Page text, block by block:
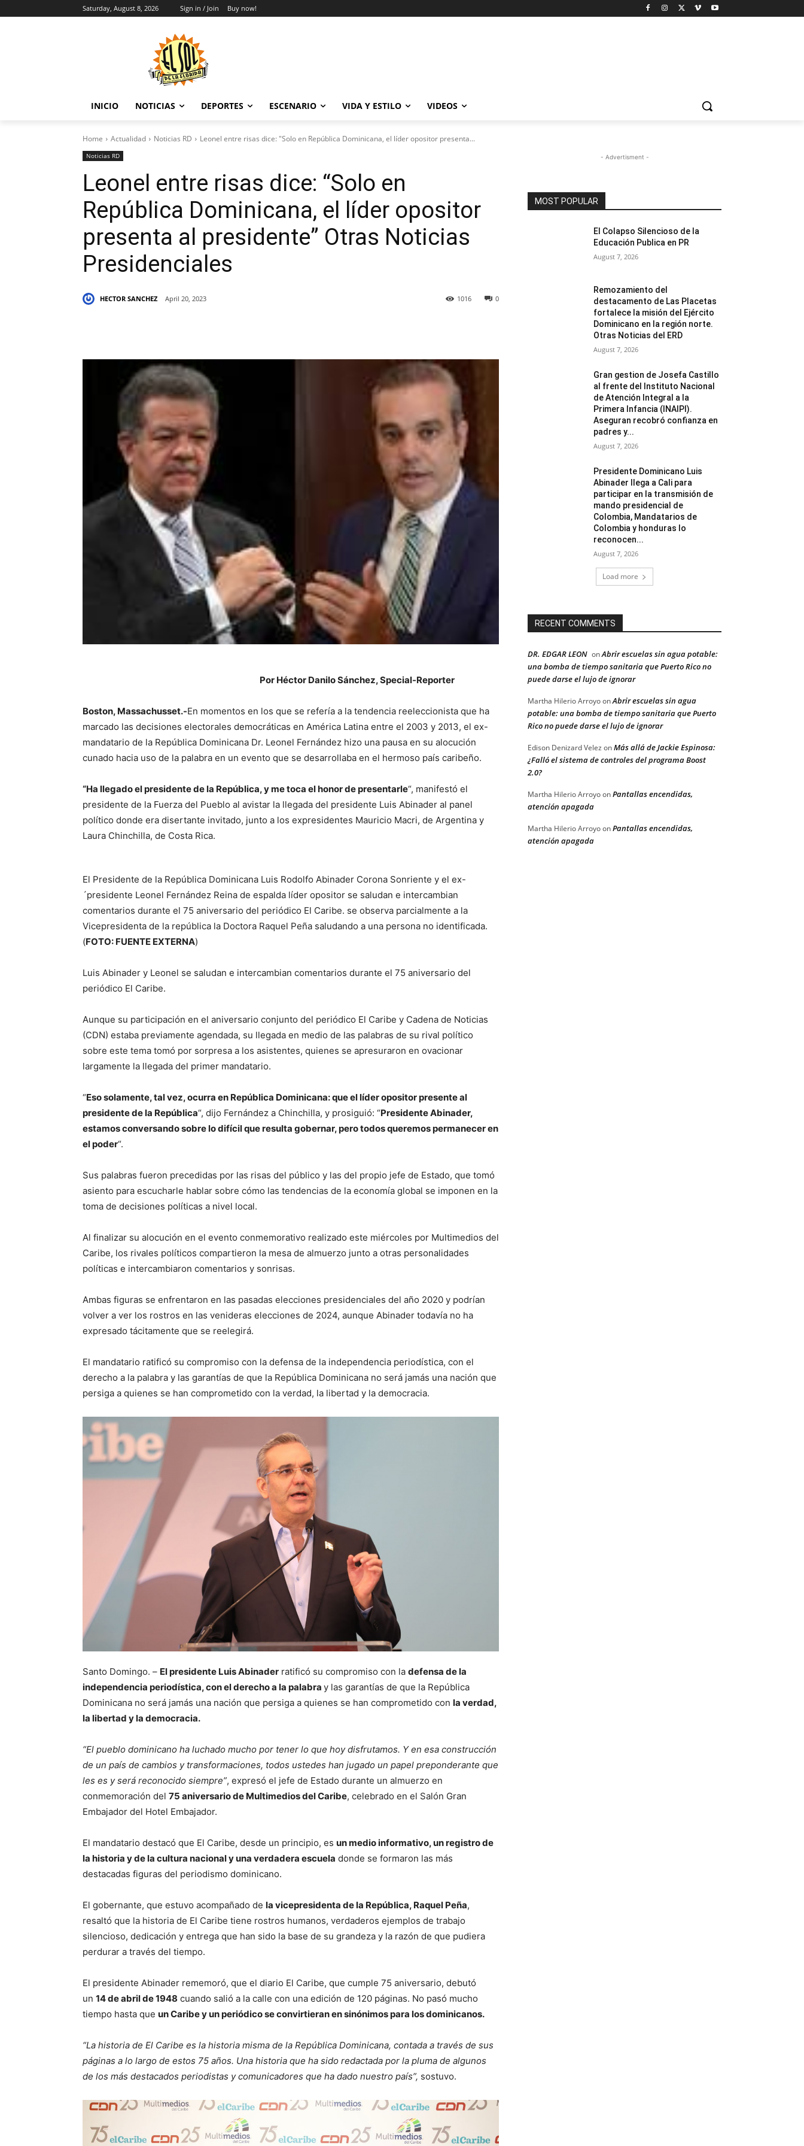
Saturday, August 8, 2026 Sign in / Join Buy now!
INICIO NOTICIAS DEPORTES ESCENARIO VIDA Y ESTILO VIDEOS
Home Actualidad Noticias RD Leonel entre risas dice: "Solo en República Dominicana, el líder opositor presenta...
Noticias RD
Leonel entre risas dice: “Solo en
República Dominicana, el líder opositor
presenta al presidente” Otras Noticias
Presidenciales
HECTOR SANCHEZ April 20, 2023 0
1016
Por Héctor Danilo Sánchez, Special-Reporter
Boston, Massachusset.-En momentos en los que se refería a la tendencia reeleccionista que ha
marcado las decisiones electorales democráticas en América Latina entre el 2003 y 2013, el ex-
mandatario de la República Dominicana Dr. Leonel Fernández hizo una pausa en su alocución
cunado hacia uso de la palabra en un evento que se desarrollaba en el hermoso país caribeño.
“Ha llegado el presidente de la República, y me toca el honor de presentarle“, manifestó el
presidente de la Fuerza del Pueblo al avistar la llegada del presidente Luis Abinader al panel
político donde era disertante invitado, junto a los expresidentes Mauricio Macri, de Argentina y
Laura Chinchilla, de Costa Rica.
El Presidente de la República Dominicana Luis Rodolfo Abinader Corona Sonriente y el ex-
´presidente Leonel Fernández Reina de espalda líder opositor se saludan e intercambian
comentarios durante el 75 aniversario del periódico El Caribe. se observa parcialmente a la
Vicepresidenta de la república la Doctora Raquel Peña saludando a una persona no identificada.
(FOTO: FUENTE EXTERNA)
Luis Abinader y Leonel se saludan e intercambian comentarios durante el 75 aniversario del
periódico El Caribe.
Aunque su participación en el aniversario conjunto del periódico El Caribe y Cadena de Noticias
(CDN) estaba previamente agendada, su llegada en medio de las palabras de su rival político
sobre este tema tomó por sorpresa a los asistentes, quienes se apresuraron en ovacionar
largamente la llegada del primer mandatario.
“Eso solamente, tal vez, ocurra en República Dominicana: que el líder opositor presente al
presidente de la República“, dijo Fernández a Chinchilla, y prosiguió: “Presidente Abinader,
estamos conversando sobre lo difícil que resulta gobernar, pero todos queremos permanecer en
el poder“.
Sus palabras fueron precedidas por las risas del público y las del propio jefe de Estado, que tomó
asiento para escucharle hablar sobre cómo las tendencias de la economía global se imponen en la
toma de decisiones políticas a nivel local.
Al finalizar su alocución en el evento conmemorativo realizado este miércoles por Multimedios del
Caribe, los rivales políticos compartieron la mesa de almuerzo junto a otras personalidades
políticas e intercambiaron comentarios y sonrisas.
Ambas figuras se enfrentaron en las pasadas elecciones presidenciales del año 2020 y podrían
volver a ver los rostros en las venideras elecciones de 2024, aunque Abinader todavía no ha
expresado tácitamente que se reelegirá.
El mandatario ratificó su compromiso con la defensa de la independencia periodística, con el
derecho a la palabra y las garantías de que la República Dominicana no será jamás una nación que
persiga a quienes se han comprometido con la verdad, la libertad y la democracia.
Santo Domingo. – El presidente Luis Abinader ratificó su compromiso con la defensa de la
independencia periodística, con el derecho a la palabra y las garantías de que la República
Dominicana no será jamás una nación que persiga a quienes se han comprometido con la verdad,
la libertad y la democracia.
“El pueblo dominicano ha luchado mucho por tener lo que hoy disfrutamos. Y en esa construcción
de un país de cambios y transformaciones, todos ustedes han jugado un papel preponderante que
les es y será reconocido siempre”, expresó el jefe de Estado durante un almuerzo en
conmemoración del 75 aniversario de Multimedios del Caribe, celebrado en el Salón Gran
Embajador del Hotel Embajador.
El mandatario destacó que El Caribe, desde un principio, es un medio informativo, un registro de
la historia y de la cultura nacional y una verdadera escuela donde se formaron las más
destacadas figuras del periodismo dominicano.
El gobernante, que estuvo acompañado de la vicepresidenta de la República, Raquel Peña,
resaltó que la historia de El Caribe tiene rostros humanos, verdaderos ejemplos de trabajo
silencioso, dedicación y entrega que han sido la base de su grandeza y la razón de que pudiera
perdurar a través del tiempo.
El presidente Abinader rememoró, que el diario El Caribe, que cumple 75 aniversario, debutó
un 14 de abril de 1948 cuando salió a la calle con una edición de 120 páginas. No pasó mucho
tiempo hasta que un Caribe y un periódico se convirtieran en sinónimos para los dominicanos.
“La historia de El Caribe es la historia misma de la República Dominicana, contada a través de sus
páginas a lo largo de estos 75 años. Una historia que ha sido redactada por la pluma de algunos
de los más destacados periodistas y comunicadores que ha dado nuestro país”, sostuvo.
- Advertisment -
MOST POPULAR
El Colapso Silencioso de la
Educación Publica en PR
August 7, 2026
Remozamiento del
destacamento de Las Placetas
fortalece la misión del Ejército
Dominicano en la región norte.
Otras Noticias del ERD
August 7, 2026
Gran gestion de Josefa Castillo
al frente del Instituto Nacional
de Atención Integral a la
Primera Infancia (INAIPI).
Aseguran recobró confianza en
padres y...
August 7, 2026
Presidente Dominicano Luis
Abinader llega a Cali para
participar en la transmisión de
mando presidencial de
Colombia, Mandatarios de
Colombia y honduras lo
reconocen...
August 7, 2026
Load more
RECENT COMMENTS
DR. EDGAR LEON onAbrir escuelas sin agua potable:
una bomba de tiempo sanitaria que Puerto Rico no
puede darse el lujo de ignorar
Martha Hilerio ArroyoonAbrir escuelas sin agua
potable: una bomba de tiempo sanitaria que Puerto
Rico no puede darse el lujo de ignorar
Edison Denizard Velez onMás allá de Jackie Espinosa:
¿Falló el sistema de controles del programa Boost
2.0?
Martha Hilerio ArroyoonPantallas encendidas,
atención apagada
Martha Hilerio ArroyoonPantallas encendidas,
atención apagada